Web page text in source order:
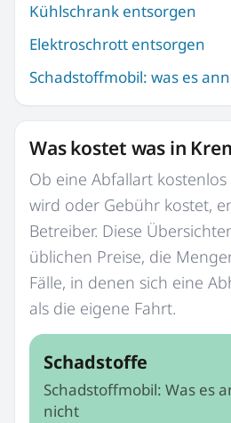
Kühlschrank entsorgen
Elektroschrott entsorgen
Schadstoffmobil: was es
Was kostet was in
Ob eine Abfallart
wird oder Gebühr kostet,
Betreiber. Diese
üblichen Preise, die
Fälle, in denen sich eine
als die eigene Fahrt.
Schadstoffe
Schadstoffmobil: Was es
nicht